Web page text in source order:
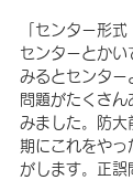
「センター形式
センターとかい
みるとセンター
問題がたくさん
みました。防大
期にこれをやっ
がします。正誤